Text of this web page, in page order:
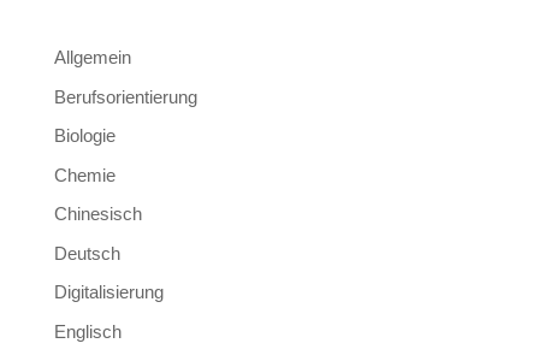
Allgemein
Berufsorientierung
Biologie
Chemie
Chinesisch
Deutsch
Digitalisierung
Englisch